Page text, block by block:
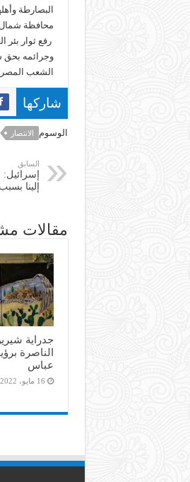
البصارطة
محافظة شمال
رفع ثوار بئر
وجرائمه بحق
الشعب المصري
شاركها
الوسوم الانتصار
السابق
إلينا
مقالات
جدراية
الناصرة
عباس
16 مايو، 2022